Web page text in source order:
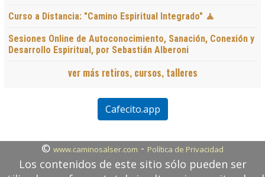
Curso a Distancia: "Camino Espiritual Integrado" 🧘
Sesiones Online de Autoconocimiento, Sanación, Conexión y
Desarrollo Espiritual, por Sebastián Alberoni
ver más retiros, cursos, talleres
Cafecito.app
© www.caminosalser.com - Política de Privacidad
Los contenidos de este sitio sólo pueden ser